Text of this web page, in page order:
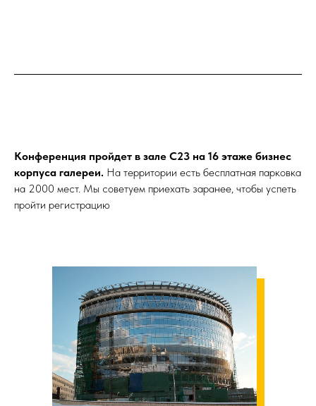
Конференция пройдет в зале С23 на 16 этаже бизнес
корпуса галереи. На территории есть бесплатная парковка
на 2000 мест. Мы советуем приехать заранее, чтобы успеть
пройти регистрацию